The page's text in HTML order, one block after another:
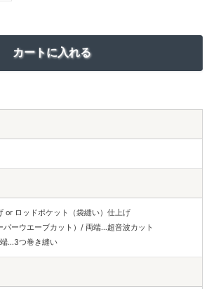
or ロッドポケット（袋縫い）仕上げ
ーウエーブカット）/ 両端…超音波カット
…3つ巻き縫い